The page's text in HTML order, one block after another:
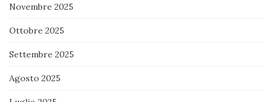
Novembre 2025
Ottobre 2025
Settembre 2025
Agosto 2025